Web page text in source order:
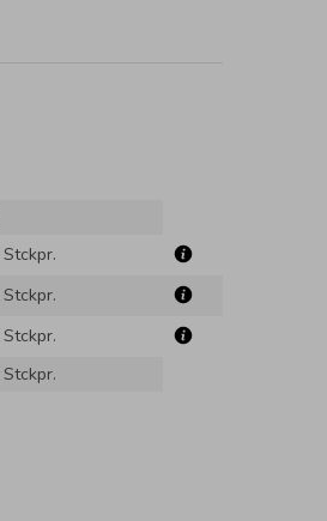
Stckpr.
Stckpr.
Stckpr.
Stckpr.